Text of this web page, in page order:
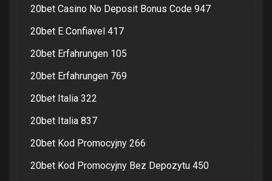
20bet Casino No Deposit Bonus Code 947
20bet E Confiavel 417
20bet Erfahrungen 105
20bet Erfahrungen 769
20bet Italia 322
20bet Italia 837
20bet Kod Promocyjny 266
20bet Kod Promocyjny Bez Depozytu 450